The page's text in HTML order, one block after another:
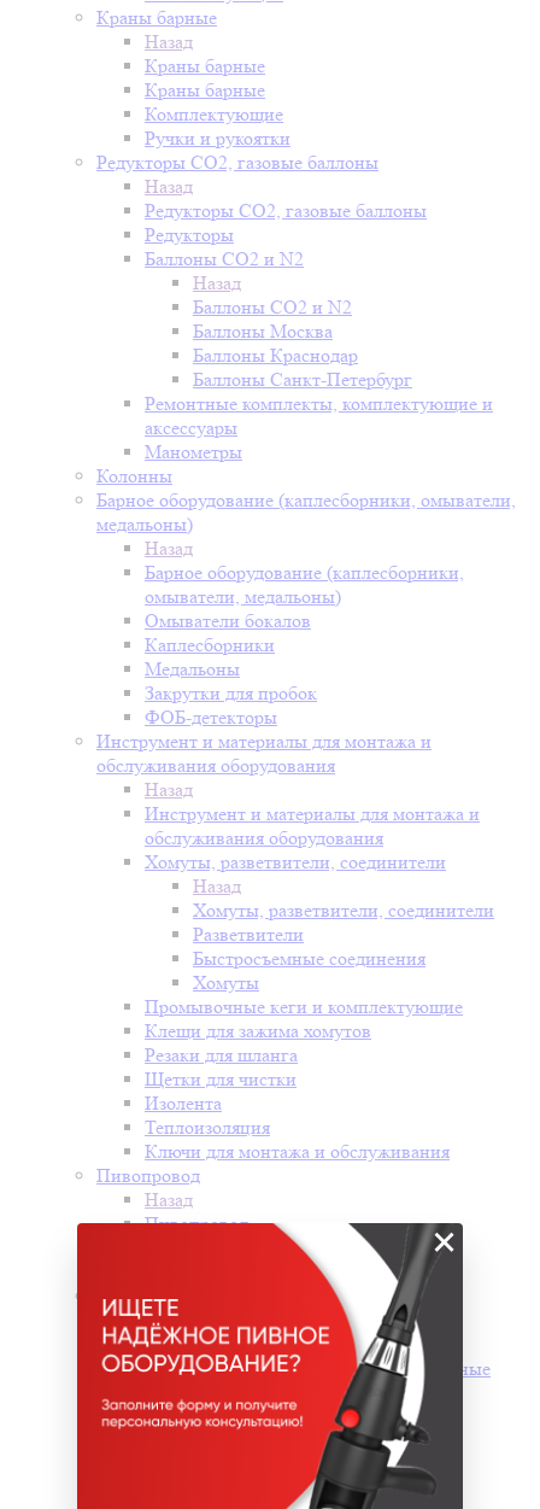
Краны барные
Назад
Краны барные
Краны барные
Комплектующие
Ручки и рукоятки
Редукторы СО2, газовые баллоны
Назад
Редукторы СО2, газовые баллоны
Редукторы
Баллоны СО2 и N2
Назад
Баллоны СО2 и N2
Баллоны Москва
Баллоны Краснодар
Баллоны Санкт-Петербург
Ремонтные комплекты, комплектующие и
аксессуары
Манометры
Колонны
Барное оборудование (каплесборники, омыватели,
медальоны)
Назад
Барное оборудование (каплесборники,
омыватели, медальоны)
Омыватели бокалов
Каплесборники
Медальоны
Закрутки для пробок
ФОБ-детекторы
Инструмент и материалы для монтажа и
обслуживания оборудования
Назад
Инструмент и материалы для монтажа и
обслуживания оборудования
Хомуты, разветвители, соединители
Назад
Хомуты, разветвители, соединители
Разветвители
Быстросъемные соединения
Хомуты
Промывочные кеги и комплектующие
Клещи для зажима хомутов
Резаки для шланга
Щетки для чистки
Изолента
Теплоизоляция
Ключи для монтажа и обслуживания
Пивопровод
Назад
Пивопровод
Холодильное оборудование
Назад
Холодильное оборудование
Проточные охладители и промышленные
чиллеры для охлаждения воды
Холодильные шкафы
Холодильные витрины
Моноблоки и сплит системы
×